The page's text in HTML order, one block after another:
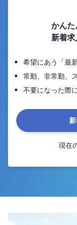
かん
新着
希望にあう「最
常勤、非常勤、
不要になった際
現在